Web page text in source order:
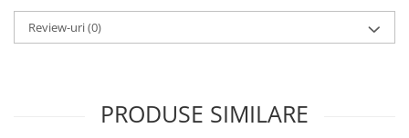
Review-uri(0)
PRODUSE SIMILARE